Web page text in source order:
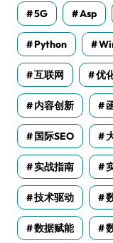
5G Asp
Python
互联网 优
内容创新
国际SEO
实战指南
技术驱动
数据赋能